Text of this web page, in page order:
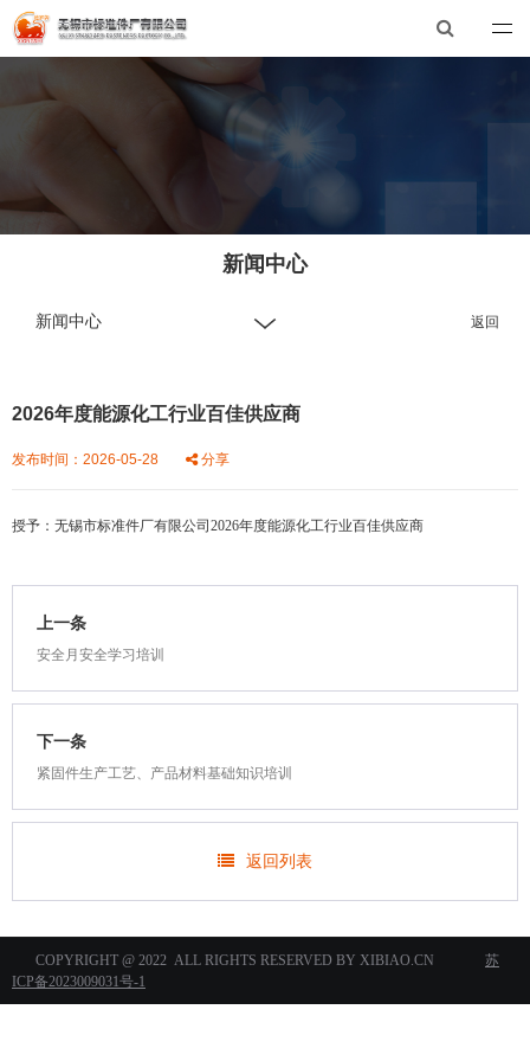
总机：0510-88551801
无锡市标准件厂有限公司
新闻中心
新闻中心 返回
2026年度能源化工行业百佳供应商
发布时间：2026-05-28 分享
授予：无锡市标准件厂有限公司2026年度能源化工行业百佳供应商
上一条
安全月安全学习培训
下一条
紧固件生产工艺、产品材料基础知识培训
返回列表
COPYRIGHT @ 2022 ALL RIGHTS RESERVED BY XIBIAO.CN
苏
ICP备2023009031号-1